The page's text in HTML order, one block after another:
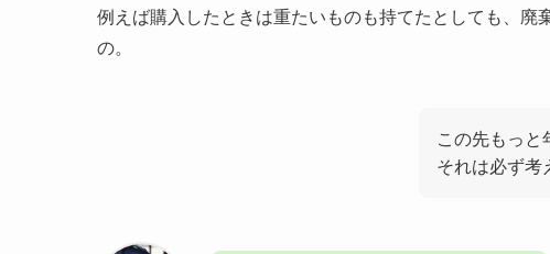
例えば購入したときは重たいものも持てたとしても、廃
の。
この先もっと
それは必ず考